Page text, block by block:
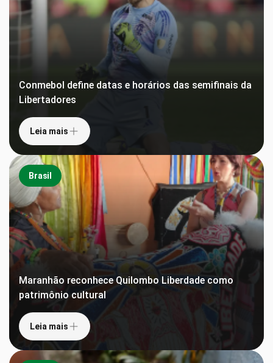
Conmebol define datas e horários das semifinais da
Libertadores
Leia mais
Brasil
Maranhão reconhece Quilombo Liberdade como
patrimônio cultural
Leia mais